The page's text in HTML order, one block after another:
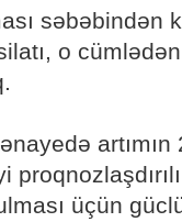
səbəbindən
o
üçün